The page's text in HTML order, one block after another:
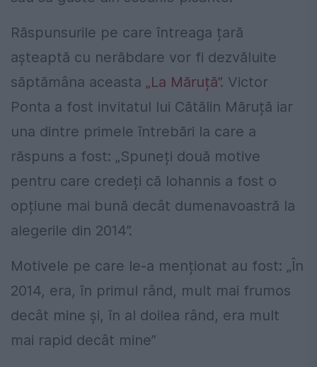
Răspunsurile pe care întreaga țară
așteaptă cu nerăbdare vor fi dezvăluite
săptămâna aceasta „La Măruță”. Victor
Ponta a fost invitatul lui Cătălin Măruță iar
una dintre primele întrebări la care a
răspuns a fost: „Spuneți două motive
pentru care credeți că Iohannis a fost o
opțiune mai bună decât dumenavoastră la
alegerile din 2014”.
Motivele pe care le-a menționat au fost: „În
2014, era, în primul rând, mult mai frumos
decât mine și, în al doilea rând, era mult
mai rapid decât mine”